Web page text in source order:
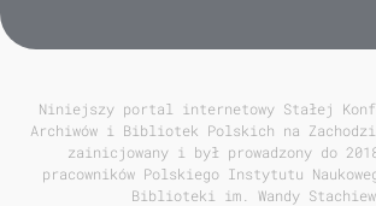
Niniejszy portal internetowy Stałej
Archiwów i Bibliotek Polskich na
zainicjowany i był prowadzony do
pracowników Polskiego Instytutu
Biblioteki im. Wandy